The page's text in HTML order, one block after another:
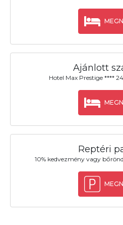
Ajánlott
Hotel Max Prestige ****
Reptéri
10% kedvezmény vagy